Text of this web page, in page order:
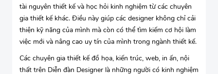
tài nguyên thiết kế và học hỏi kinh nghiệm từ các chuyên
gia thiết kế khác. Điều này giúp các designer không chỉ cải
thiện kỹ năng của mình mà còn có thể tìm kiếm cơ hội làm
việc mới và nâng cao uy tín của mình trong ngành thiết kế.
Các chuyên gia thiết kế đồ họa, kiến trúc, web, in ấn, nội
thất trên Diễn đàn Designer là những người có kinh nghiệm